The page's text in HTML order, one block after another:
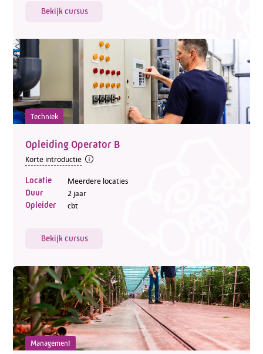
Bekijk cursus
Techniek
Opleiding Operator B
Korte introductie
Locatie Meerdere locaties
Duur 2 jaar
Opleider cbt
Bekijk cursus
Management